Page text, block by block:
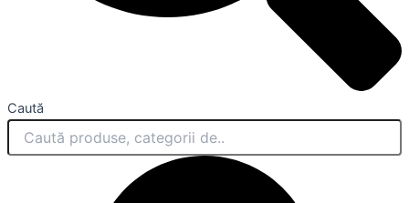
Caută